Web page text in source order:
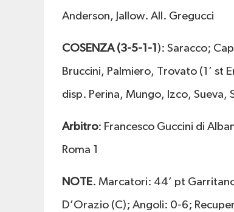
Anderson, Jallow. All. Gregucci
COSENZA (3-5-1-1 ): Saracco;
Bruccini, Palmiero, Trovato (1’ st
disp. Perina, Mungo, Izco, Sueva,
Arbitro: Francesco Guccini di
Roma 1
NOTE. Marcatori: 44’ pt
D’Orazio (C); Angoli: 0-6;